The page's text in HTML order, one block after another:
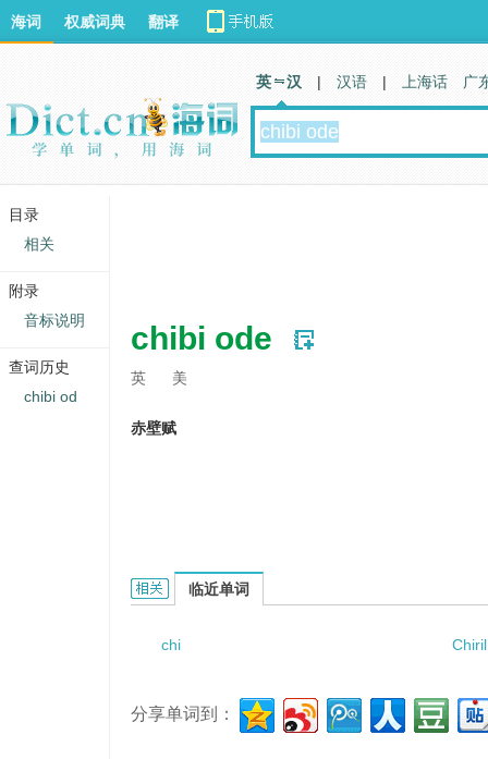
chibi ode
英 美
赤壁赋
Chibi ode的相关资料：
临近单词
chi Chiril
分享单词到：
海词 权威词典 翻译
英 汉 | 汉语 | 上海话 广
目录
相关
附录
音标说明
查词历史
chibi od